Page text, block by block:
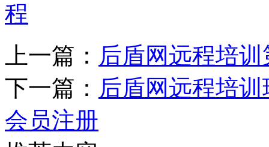
程
上一篇： 后盾网远程培
下一篇： 后盾网远程培
会员注册